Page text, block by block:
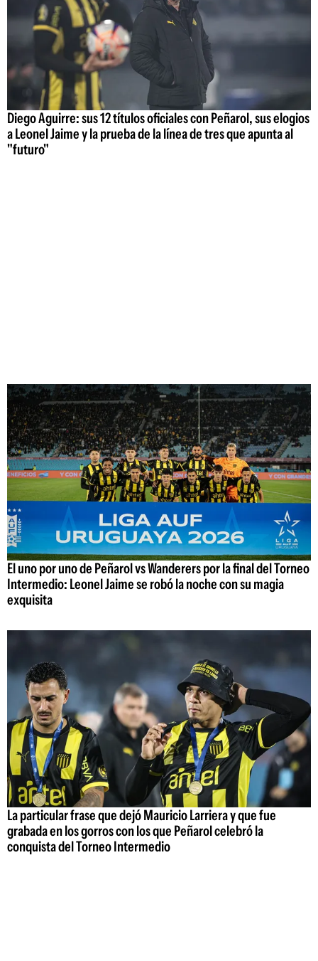
Diego Aguirre: sus 12 títulos oficiales con Peñarol, sus elogios
a Leonel Jaime y la prueba de la línea de tres que apunta al
"futuro"
El uno por uno de Peñarol vs Wanderers por la final del Torneo
Intermedio: Leonel Jaime se robó la noche con su magia
exquisita
La particular frase que dejó Mauricio Larriera y que fue
grabada en los gorros con los que Peñarol celebró la
conquista del Torneo Intermedio